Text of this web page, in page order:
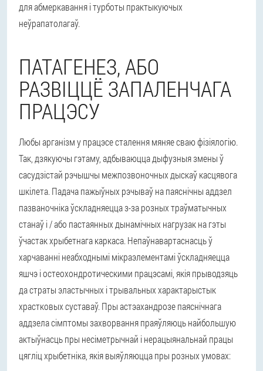
для абмеркавання і турботы практыкуючых
неўрапатолагаў.
ПАТАГЕНЕЗ, АБО
РАЗВІЦЦЁ ЗАПАЛЕНЧАГА
ПРАЦЭСУ
Любы арганізм у працэсе сталення мяняе сваю фізіялогію.
Так, дзякуючы гэтаму, адбываюцца дыфузныя змены ў
сасудзістай рэчышчы межпозвоночных дыскаў касцявога
шкілета. Падача пажыўных рэчываў на паяснічны аддзел
пазваночніка ўскладняецца з-за розных траўматычных
станаў і / або пастаянных дынамічных нагрузак на гэты
ўчастак хрыбетнага каркаса. Непаўнавартаснасць ў
харчаванні неабходнымі мікраэлементамі ўскладняецца
яшчэ і остеохондротическими працэсамі, якія прыводзяць
да страты эластычных і трывальных характарыстык
храстковых суставаў. Пры астэахандрозе паяснічнага
аддзела сімптомы захворвання праяўляюць найбольшую
актыўнасць пры несіметрычнай і нерацыянальнай працы
цягліц хрыбетніка, якія выяўляюцца пры розных умовах: